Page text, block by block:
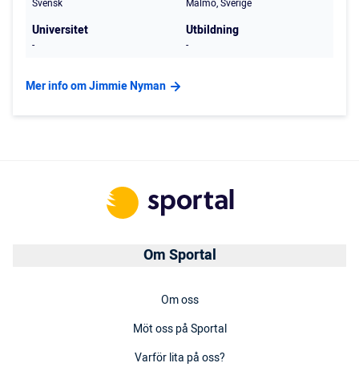
Svensk Malmö, Sverige
Universitet
-
Utbildning
-
Mer info om Jimmie Nyman
Om Sportal
Om oss
Möt oss på Sportal
Varför lita på oss?